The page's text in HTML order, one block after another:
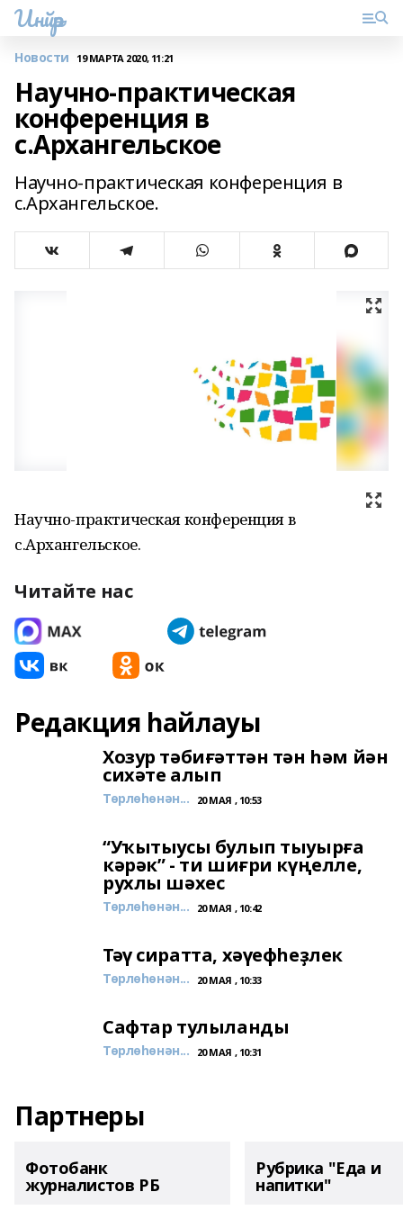
Инйәр
Новости 19 МАРТА 2020, 11:21
Научно-практическая
конференция в
с.Архангельское
Научно-практическая конференция в
с.Архангельское.
Научно-практическая конференция в
с.Архангельское.
Читайте нас
Редакция һайлауы
Хозур тәбиғәттән тән һәм йән
сихәте алып
Төрлөһөнән... 20 МАЯ , 10:53
“Уҡытыусы булып тыуырға
кәрәк” - ти шиғри күңелле,
рухлы шәхес
Төрлөһөнән... 20 МАЯ , 10:42
Тәү сиратта, хәүефһеҙлек
Төрлөһөнән... 20 МАЯ , 10:33
Сафтар тулыланды
Төрлөһөнән... 20 МАЯ , 10:31
Партнеры
Фотобанк
журналистов РБ
Рубрика "Еда и
напитки"